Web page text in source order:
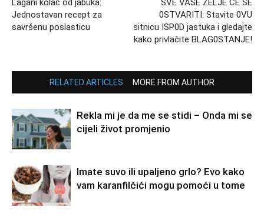
Lagani kolač od jabuka:
Jednostavan recept za
savršenu poslasticu
SVE VAŠE ŽELJE ĆE SE
0STVARITI: Stavite 0VU
sitnicu ISP0D jastuka i gledajte
kako privlačite BLAG0STANJE!
RELATED ARTICLES MORE FROM AUTHOR
Rekla mi je da me se stidi – Onda mi se
cijeli život promjenio
Imate suvo ili upaljeno grlo? Evo kako
vam karanfilčići mogu pomoći u tome